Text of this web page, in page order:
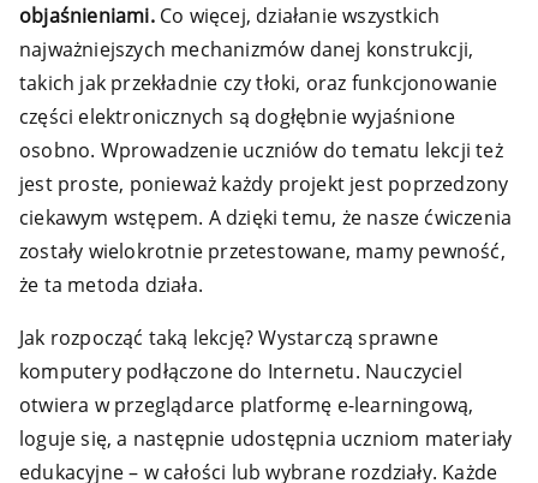
objaśnieniami.Co więcej, działanie wszystkich
najważniejszych mechanizmów danej konstrukcji,
takich jak przekładnie czy tłoki, oraz funkcjonowanie
części elektronicznych są dogłębnie wyjaśnione
osobno. Wprowadzenie uczniów do tematu lekcji też
jest proste, ponieważ każdy projekt jest poprzedzony
ciekawym wstępem. A dzięki temu, że nasze ćwiczenia
zostały wielokrotnie przetestowane, mamy pewność,
że ta metoda działa.
Jak rozpocząć taką lekcję? Wystarczą sprawne
komputery podłączone do Internetu. Nauczyciel
otwiera w przeglądarce platformę e-learningową,
loguje się, a następnie udostępnia uczniom materiały
edukacyjne – w całości lub wybrane rozdziały. Każde